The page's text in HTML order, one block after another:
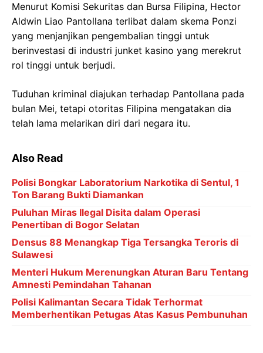
Menurut Komisi Sekuritas dan Bursa Filipina, Hector
Aldwin Liao Pantollana terlibat dalam skema Ponzi
yang menjanjikan pengembalian tinggi untuk
berinvestasi di industri junket kasino yang merekrut
rol tinggi untuk berjudi.
Tuduhan kriminal diajukan terhadap Pantollana pada
bulan Mei, tetapi otoritas Filipina mengatakan dia
telah lama melarikan diri dari negara itu.
Also Read
Polisi Bongkar Laboratorium Narkotika di Sentul, 1
Ton Barang Bukti Diamankan
Puluhan Miras Ilegal Disita dalam Operasi
Penertiban di Bogor Selatan
Densus 88 Menangkap Tiga Tersangka Teroris di
Sulawesi
Menteri Hukum Merenungkan Aturan Baru Tentang
Amnesti Pemindahan Tahanan
Polisi Kalimantan Secara Tidak Terhormat
Memberhentikan Petugas Atas Kasus Pembunuhan